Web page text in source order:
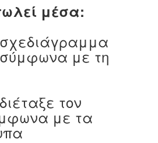
μέσα:
με τη
τον
με τα